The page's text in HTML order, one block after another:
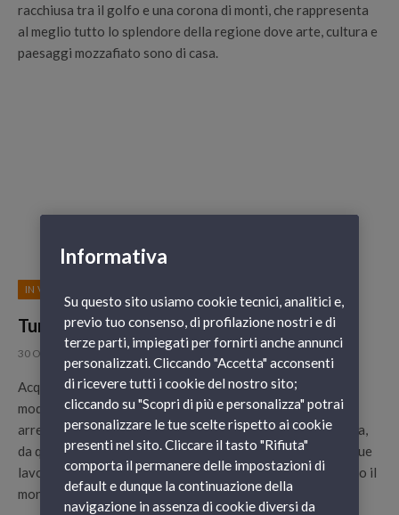
racchiusa tra il golfo e una corona di monti, che rappresenta
al meglio tutto lo splendore della regione dove arte, cultura e
paesaggi mozzafiato sono di casa.
IN VIAGGIO CON GNV
Turismo in Sicilia: artigianato e cultura
30 Ottobre 2012
Acquistare souvenir e prodotti di artigianato locale è un
modo per ricordare piacevolmente la nostra vacanza e
arredare la nostra casa con pezzi unici e di qualità. La Sicilia,
da questo punto di vista, è una destinazione ideale con le sue
lavorazioni e i suoi prodotti conosciuti ed esportati in tutto il
mondo.
Informativa
Su questo sito usiamo cookie tecnici, analitici e,
previo tuo consenso, di profilazione nostri e di
terze parti, impiegati per fornirti anche annunci
personalizzati. Cliccando "Accetta" acconsenti
di ricevere tutti i cookie del nostro sito;
cliccando su "Scopri di più e personalizza" potrai
personalizzare le tue scelte rispetto ai cookie
presenti nel sito. Cliccare il tasto "Rifiuta"
comporta il permanere delle impostazioni di
default e dunque la continuazione della
navigazione in assenza di cookie diversi da